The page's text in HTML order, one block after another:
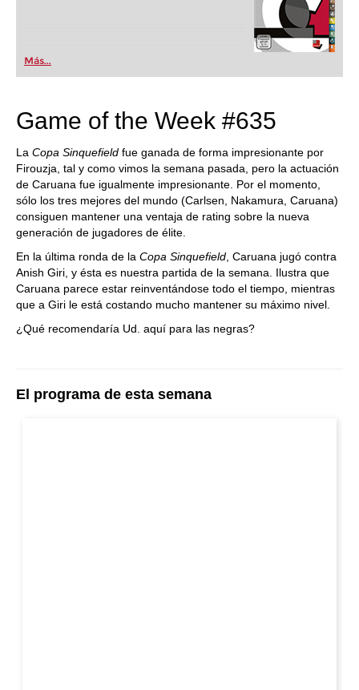
Más...
Game of the Week #635
La Copa Sinquefield fue ganada de forma impresionante por
Firouzja, tal y como vimos la semana pasada, pero la actuación
de Caruana fue igualmente impresionante. Por el momento,
sólo los tres mejores del mundo (Carlsen, Nakamura, Caruana)
consiguen mantener una ventaja de rating sobre la nueva
generación de jugadores de élite.
En la última ronda de la Copa Sinquefield , Caruana jugó contra
Anish Giri, y ésta es nuestra partida de la semana. Ilustra que
Caruana parece estar reinventándose todo el tiempo, mientras
que a Giri le está costando mucho mantener su máximo nivel.
¿Qué recomendaría Ud. aquí para las negras?
El programa de esta semana